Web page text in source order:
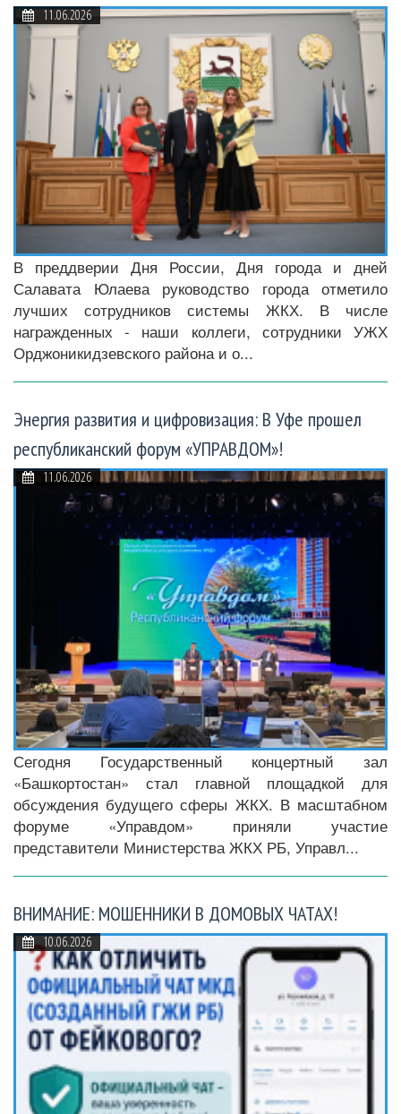
11.06.2026
В преддверии Дня России, Дня города и дней
Салавата Юлаева руководство города отметило
лучших сотрудников системы ЖКХ. В числе
награжденных - наши коллеги, сотрудники УЖХ
Орджоникидзевского района и о...
Энергия развития и цифровизация: В Уфе прошел
республиканский форум «УПРАВДОМ»!
11.06.2026
Сегодня Государственный концертный зал
«Башкортостан» стал главной площадкой для
обсуждения будущего сферы ЖКХ. В масштабном
форуме «Управдом» приняли участие
представители Министерства ЖКХ РБ, Управл...
ВНИМАНИЕ: МОШЕННИКИ В ДОМОВЫХ ЧАТАХ!
10.06.2026